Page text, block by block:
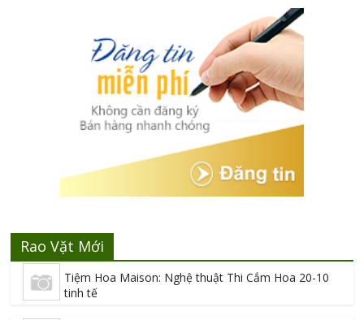
Rao Vặt Mới
Tiệm Hoa Maison: Nghệ thuật Thi Cắm Hoa 20-10
tinh tế